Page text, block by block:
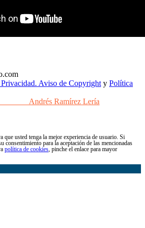
Aviso de Copyright y Política
Andrés Ramírez Lería
que usted tenga la mejor experiencia de usuario. Si
consentimiento para la aceptación de las mencionadas
política de cookies , pinche el enlace para mayor